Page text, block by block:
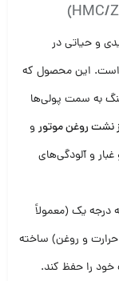
و حیاتی در
است. این محصول که
به سمت پولی‌ها
نشت روغن موتورو
غبار و آلودگی‌های
درجه یک (معمولاً
حرارت و روغن) ساخته
را حفظ کند.